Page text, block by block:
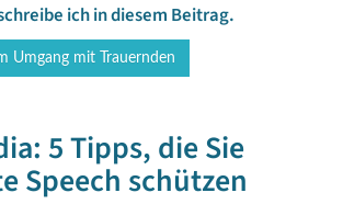
ich in diesem Beitrag.
Umgang mit Trauernden
5 Tipps, die Sie
Speech schützen